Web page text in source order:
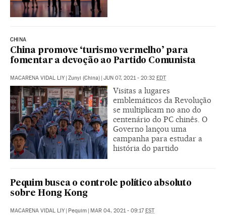
CHINA
China promove ‘turismo vermelho’ para
fomentar a devoção ao Partido Comunista
MACARENA VIDAL LIY | Zunyi (China) | JUN 07, 2021 - 20:32 EDT
Visitas a lugares
emblemáticos da Revolução
se multiplicam no ano do
centenário do PC chinês. O
Governo lançou uma
campanha para estudar a
história do partido
Pequim busca o controle político absoluto
sobre Hong Kong
MACARENA VIDAL LIY | Pequim | MAR 04, 2021 - 09:17EST